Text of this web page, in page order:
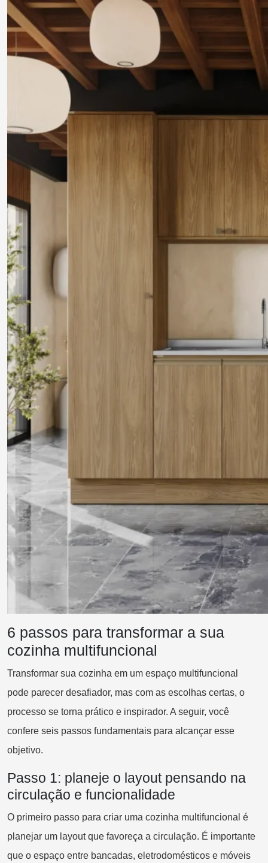
6 passos para transformar a sua
cozinha multifuncional
Transformar sua cozinha em um espaço multifuncional
pode parecer desafiador, mas com as escolhas certas, o
processo se torna prático e inspirador. A seguir, você
confere seis passos fundamentais para alcançar esse
objetivo.
Passo 1: planeje o layout pensando na
circulação e funcionalidade
O primeiro passo para criar uma cozinha multifuncional é
planejar um layout que favoreça a circulação. É importante
que o espaço entre bancadas, eletrodomésticos e móveis